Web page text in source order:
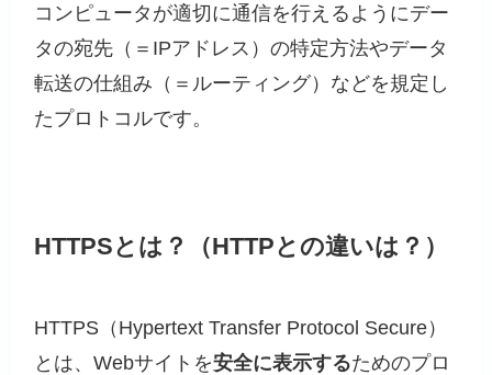
コンピュータが適切に通信を行えるようにデー
タの宛先（＝IPアドレス）の特定方法やデータ
転送の仕組み（＝ルーティング）などを規定し
たプロトコルです。
HTTPSとは？（HTTPとの違いは？）
HTTPS（Hypertext Transfer Protocol Secure）
とは、Webサイトを安全に表示するためのプロ